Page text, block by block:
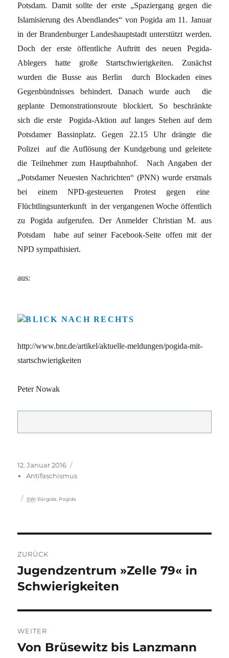
Potsdam. Damit sollte der erste „Spaziergang gegen die
Islamisierung des Abendlandes“ von Pogida am 11. Januar
in der Brandenburger Landeshauptstadt unterstützt werden.
Doch der erste öffentliche Auftritt des neuen Pegida-
Ablegers hatte große Startschwierigkeiten. Zunächst
wurden die Busse aus Berlin durch Blockaden eines
Gegenbündnisses behindert. Danach wurde auch die
geplante Demonstrationsroute blockiert. So beschränkte
sich die erste Pogida-Aktion auf langes Stehen auf dem
Potsdamer Bassinplatz. Gegen 22.15 Uhr drängte die
Polizei auf die Auflösung der Kundgebung und geleitete
die Teilnehmer zum Hauptbahnhof. Nach Angaben der
„Potsdamer Neuesten Nachrichten“ (PNN) wurde erstmals
bei einem NPD-gesteuerten Protest gegen eine
Flüchtlingsunterkunft in der vergangenen Woche öffentlich
zu Pogida aufgerufen. Der Anmelder Christian M. aus
Potsdam habe auf seiner Facebook-Seite offen mit der
NPD sympathisiert.
aus:
http://www.bnr.de/artikel/aktuelle-meldungen/pogida-mit-
startschwierigkeiten
Peter Nowak
Veröffentlicht
am
12. Januar 2016
Antifaschismus
Schlagwörter
SW: Bärgida Pogida
ZURÜCK
Vorheriger
Beitrag:
Jugendzentrum »Zelle 79« in
Schwierigkeiten
WEITER
Nächster
Von Brüsewitz bis Lanzmann